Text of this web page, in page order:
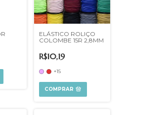
ELÁSTICO ROLIÇO
COLOMBE 15R 2,8MM
R$10,19
+15
COMPRAR